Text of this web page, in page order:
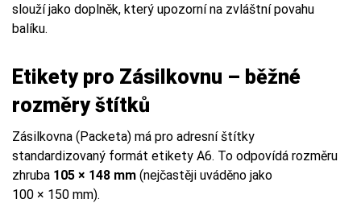
slouží jako doplněk, který upozorní na zvláštní povahu
balíku.
Etikety pro Zásilkovnu – běžné
rozměry štítků
Zásilkovna (Packeta) má pro adresní štítky
standardizovaný formát etikety A6. To odpovídá rozměru
zhruba 105 × 148 mm (nejčastěji uváděno jako
100 × 150 mm).